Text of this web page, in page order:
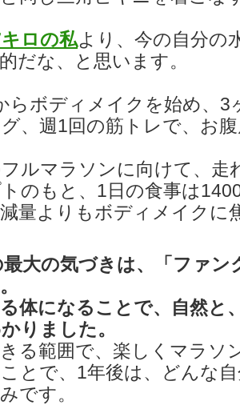
ロの私より、今の自分の
だな、と思います。
らボディメイクを始め、3
、週1回の筋トレで、お
ルマラソンに向けて、走
のもと、1日の食事は
量よりもボディメイクに
大の気づきは、「ファン
体になることで、自然と
りました。
る範囲で、楽しくマラソ
とで、1年後は、どんな
です。